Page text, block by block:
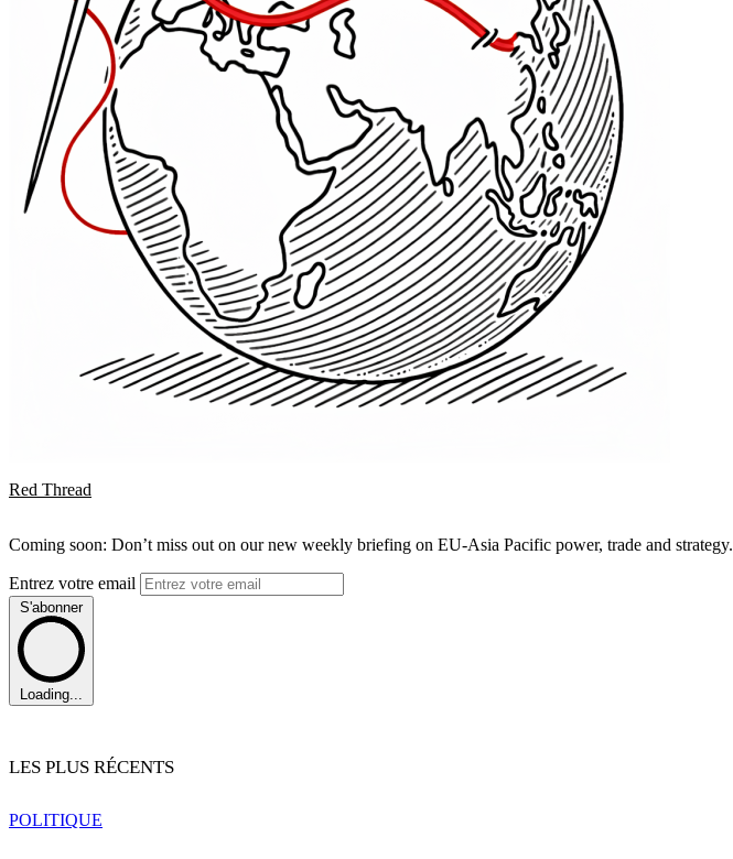
Red Thread
Coming soon: Don’t miss out on our new weekly briefing on EU-Asia Pacific power, trade and strategy.
Entrez votre email
S'abonner
Loading...
LES PLUS RÉCENTS
POLITIQUE